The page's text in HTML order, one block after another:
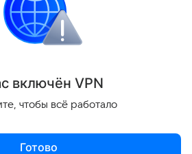
Луна российские ученые
Поделиться
включён VPN
чтобы всё работало
Готово